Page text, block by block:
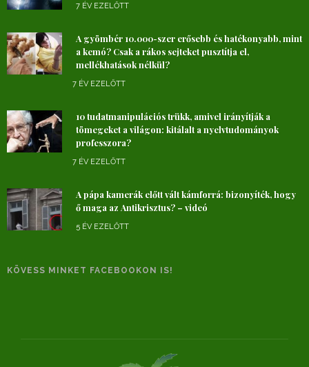
7 ÉV EZELŐTT
A gyömbér 10.000-szer erősebb és hatékonyabb, mint
a kemó? Csak a rákos sejteket pusztítja el,
mellékhatások nélkül?
7 ÉV EZELŐTT
10 tudatmanipulációs trükk, amivel irányítják a
tömegeket a világon: kitálalt a nyelvtudományok
professzora?
7 ÉV EZELŐTT
A pápa kamerák előtt vált kámforrá: bizonyíték, hogy
ő maga az Antikrisztus? – videó
5 ÉV EZELŐTT
KÖVESS MINKET FACEBOOKON IS!